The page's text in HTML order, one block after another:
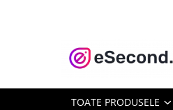
TOATE PRODUSELE
Accesorii AutoTOATE PRODUSELE